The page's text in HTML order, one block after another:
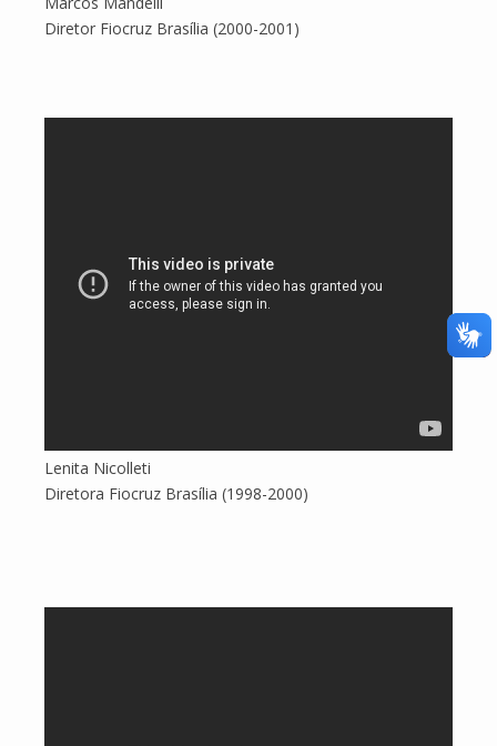
Diretor Fiocruz Brasília (2000-2001)
Lenita Nicolleti
Diretora Fiocruz Brasília (1998-2000)